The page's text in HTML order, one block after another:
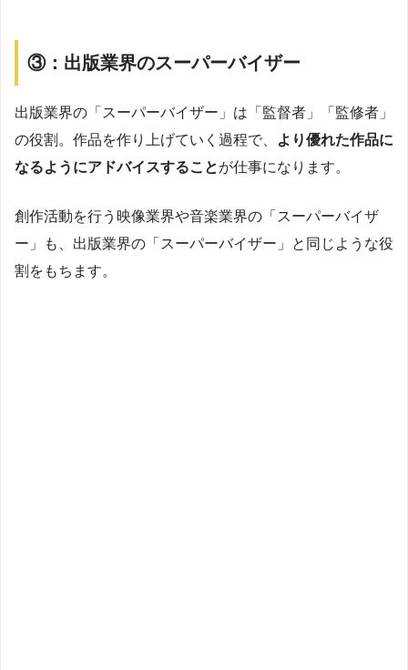
③：出版業界のスーパーバイザー
出版業界の「スーパーバイザー」は「監督者」「監修者」
の役割。作品を作り上げていく過程で、
より優れた作品に
なるようにアドバイスすることが仕事になります。
創作活動を行う映像業界や音楽業界の「スーパーバイザ
ー」も、出版業界の「スーパーバイザー」と同じような役
割をもちます。